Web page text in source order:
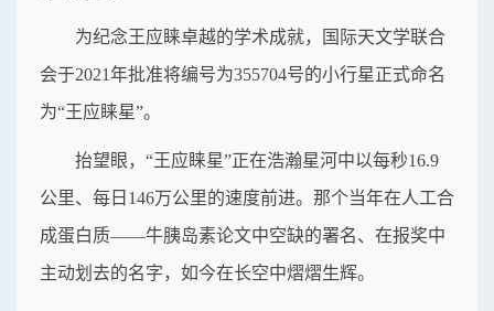
为纪念王应睐卓越的学术成就，国际天文学联合
会于2021年批准将编号为355704号的小行星正式命名
为“王应睐星”。
抬望眼，“王应睐星”正在浩瀚星河中以每秒16.9
公里、每日146万公里的速度前进。那个当年在人工合
成蛋白质——牛胰岛素论文中空缺的署名、在报奖中
主动划去的名字，如今在长空中熠熠生辉。